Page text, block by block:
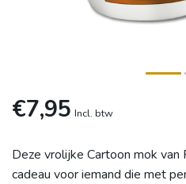
€7,95 Incl. btw
Deze vrolijke Cartoon mok
cadeau voor iemand die met